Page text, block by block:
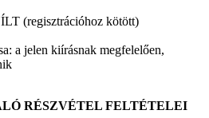
(regisztrációhoz kötött)
a jelen kiírásnak megfelelően,
RÉSZVÉTEL FELTÉTELEI